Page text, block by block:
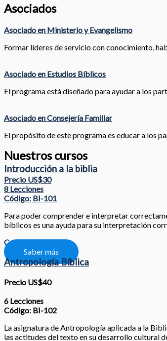
Asociados
Asociado en Ministerio y Evangelismo
Formar líderes de servicio con conocimiento,
Asociado en Estudios Bíblicos
El programa está diseñado para ayudar a los
Asociado en Consejería Familiar
El propósito de este programa es educar a los
Nuestros cursos
Introducción a la biblia
Precio US$30
8 Lecciones
Código: BI-101
Para poder comprender e interpretar
bíblicos es una ayuda para su interpretación
Compartir
Saber más
Antropología Bíblica
Precio US$40
6 Lecciones
Código: BI-102
La asignatura de Antropología aplicada a la
las actitudes del texto en su desarrollo cultural